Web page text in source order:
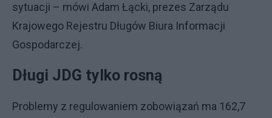
sytuacji – mówi Adam Łącki, prezes Zarządu
Krajowego Rejestru Długów Biura Informacji
Gospodarczej.
Długi JDG tylko rosną
Problemy z regulowaniem zobowiązań ma 162,7